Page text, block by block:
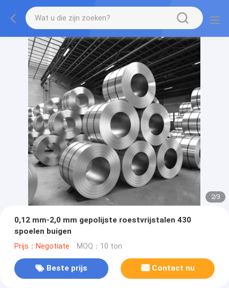
2/3
0,12 mm-2,0 mm gepolijste roestvrijstalen 430
spoelen buigen
Prijs：Negotiate MOQ：10 ton
Beste prijs Contact nu